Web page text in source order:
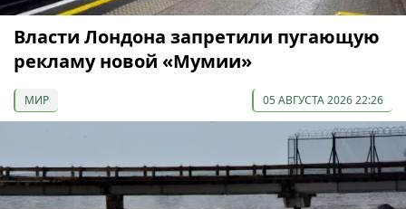
Власти Лондона запретили пугающую
рекламу новой «Мумии»
МИР 05 АВГУСТА 2026 22:26